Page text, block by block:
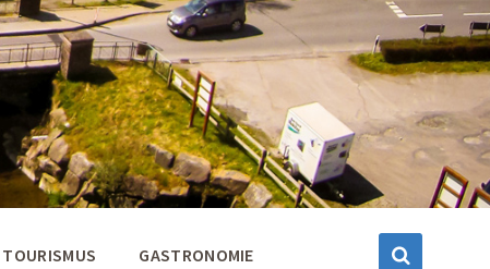
TOURISMUS GASTRONOMIE